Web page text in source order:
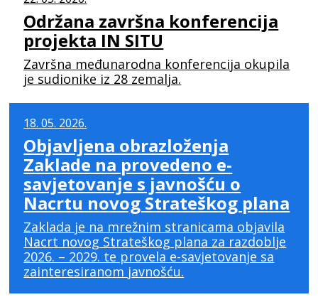
Održana završna konferencija
projekta IN SITU
Završna međunarodna konferencija okupila
je sudionike iz 28 zemalja.
18. 05. 2026.
Objavljena obrazloženja
Zaklade na provedeno e-
savjetovanje s javnošću o
Nacrtu novog Strateškog plana
Zaklada je na mrežnim stranicama objavila
Nacrt novog Strateškog plana za razdoblje
2026. – 2029. te provela e-savjetovanje sa
zainteresiranom javnošću.